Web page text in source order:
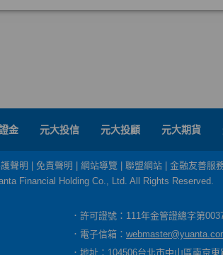
金 元大投信 元大投顧 元大期貨
聲明 免責聲明 網站導覽 聯盟網站
金融友善服
Financial Holding Co., Ltd. All Rights Reserved.
．許可證號：111年金管證總字第
．電子信箱：
．地址：104506台北市中山區南京